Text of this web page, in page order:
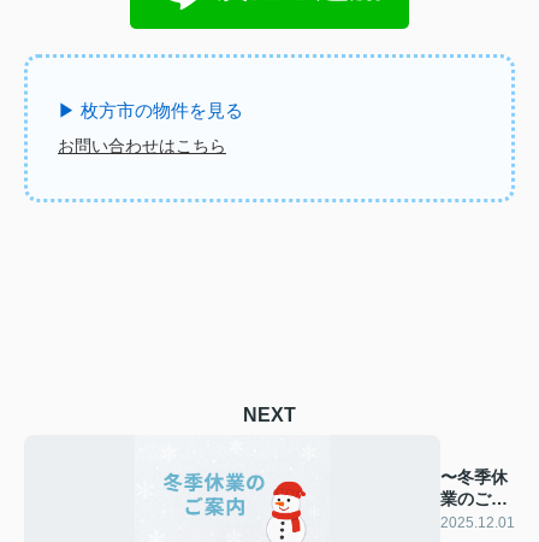
▶ 枚方市の物件を見る
お問い合わせはこちら
NEXT
〜冬季休
業のご案
内〜
2025.12.01